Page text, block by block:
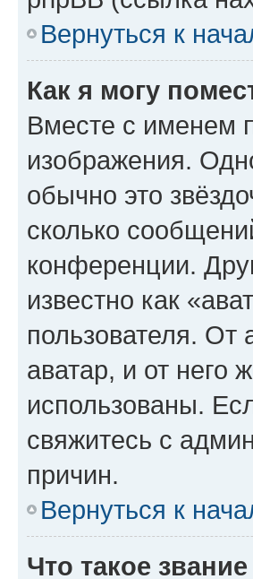
Вернуться к
Как я могу
Вместе с именем
изображения.
обычно это
сколько
конференции.
известно как
пользователя. От
аватар, и от него
использованы.
свяжитесь с
причин.
Вернуться к
Что такое